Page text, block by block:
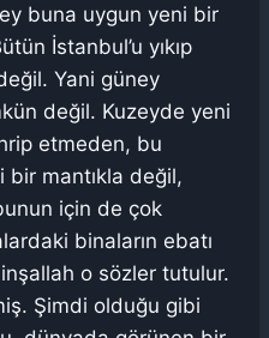
buna uygun yeni bir
İstanbul’u yıkıp
Yani güney
değil. Kuzeyde yeni
etmeden, bu
bir mantıkla değil,
için de çok
binaların ebatı
o sözler tutulur.
Şimdi olduğu gibi